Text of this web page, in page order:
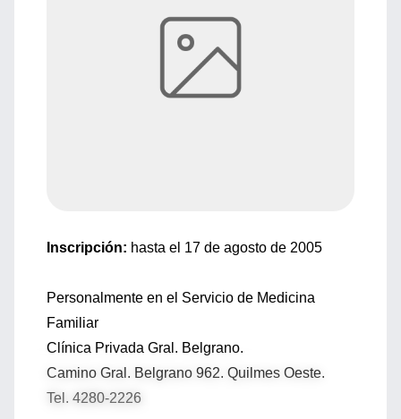
Inscripción: hasta el 17 de agosto de 2005
Personalmente en el Servicio de Medicina
Familiar
Clínica Privada Gral. Belgrano.
Camino Gral. Belgrano 962. Quilmes Oeste.
Tel. 4280-2226